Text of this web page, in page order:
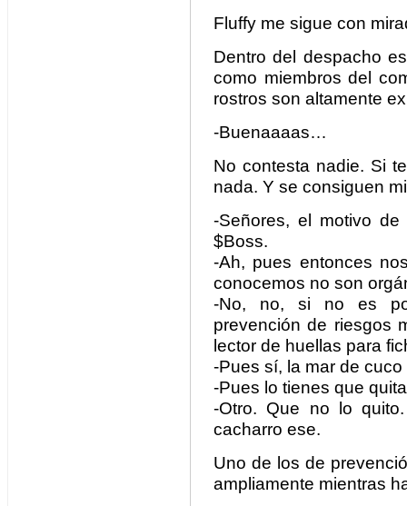
Fluffy me sigue con
Dentro del despacho
como miembros del
rostros son altamente
-Buenaaaas…
No contesta nadie. Si
nada. Y se consiguen
-Señores, el motivo
$Boss.
-Ah, pues entonces
conocemos no son
-No, no, si no es
prevención de riesgos
lector de huellas para
-Pues sí, la mar de
-Pues lo tienes que
-Otro. Que no lo
cacharro ese.
Uno de los de
ampliamente mientras